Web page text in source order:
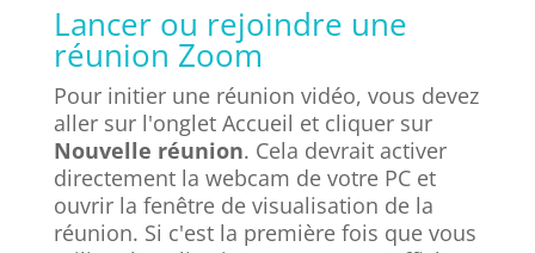
Lancer ou rejoindre une
réunion Zoom
Pour initier une réunion vidéo, vous devez
aller sur l'onglet Accueil et cliquer sur
Nouvelle réunion. Cela devrait activer
directement la webcam de votre PC et
ouvrir la fenêtre de visualisation de la
réunion. Si c'est la première fois que vous